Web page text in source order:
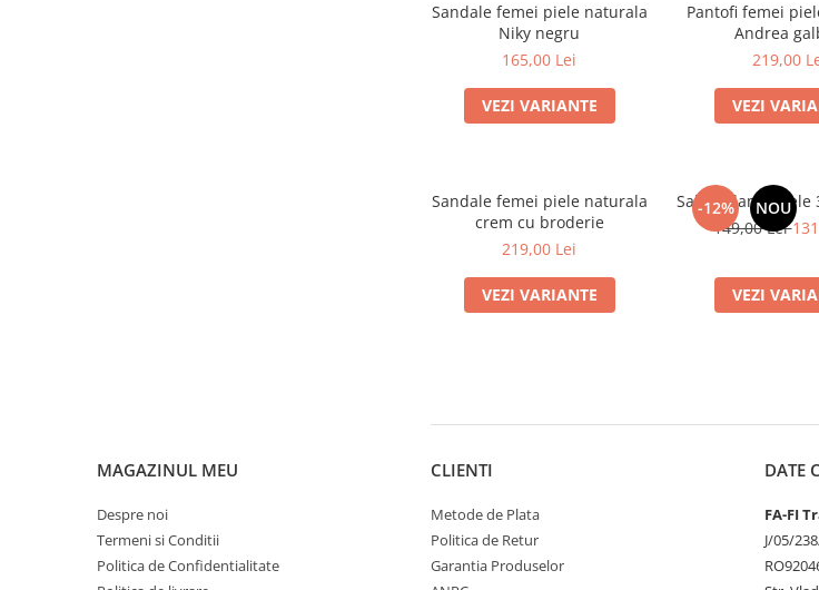
Sandale femei piele naturala
Niky negru
165,00 Lei
VEZI VARIANTE
Pantofi femei
Andrea
219,00
VEZI
Sandale femei piele naturala
crem cu broderie
219,00 Lei
VEZI VARIANTE
-12% NOU
Saboti dama piele
149,00 Lei
VEZI
MAGAZINUL MEU
Despre noi
Termeni si Conditii
Politica de Confidentialitate
CLIENTI
Metode de Plata
Politica de Retur
Garantia Produselor
DATE
FA-FI
J/05/